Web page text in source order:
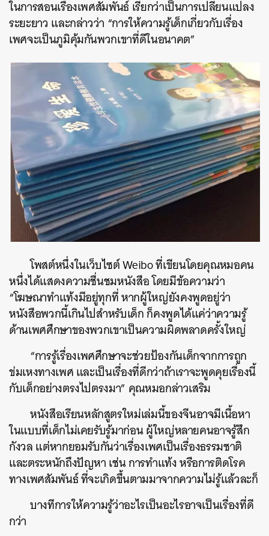
ในการสอนเรื่องเพศสัมพันธ์ เรียกว่าเป็นการเปลี่ยนแปลง
ระยะยาว และกล่าวว่า “การให้ความรู้เด็กเกี่ยวกับเรื่อง
เพศจะเป็นภูมิคุ้มกันพวกเขาที่ดีในอนาคต”
โพสต์หนึ่งในเว็บไซต์ Weibo ที่เขียนโดยคุณหมอคน
หนึ่งได้แสดงความชื่นชมหนังสือ โดยมีข้อความว่า
“โฆษณาทำแท้งมีอยู่ทุกที่ หากผู้ใหญ่ยังคงพูดอยู่ว่า
หนังสือพวกนี้เกินไปสำหรับเด็ก ก็คงพูดได้แค่ว่าความรู้
ด้านเพศศึกษาของพวกเขาเป็นความผิดพลาดครั้งใหญ่
“การรู้เรื่องเพศศึกษาจะช่วยป้องกันเด็กจากการถูก
ข่มเหงทางเพศ และเป็นเรื่องที่ดีกว่าถ้าเราจะพูดคุยเรื่องนี้
กับเด็กอย่างตรงไปตรงมา” คุณหมอกล่าวเสริม
หนังสือเรียนหลักสูตรใหม่เล่มนี้ของจีนอาจมีเนื้อหา
ในแบบที่เด็กไม่เคยรับรู้มาก่อน ผู้ใหญ่หลายคนอาจรู้สึก
กังวล แต่หากยอมรับกันว่าเรื่องเพศเป็นเรื่องธรรมชาติ
และตระหนักถึงปัญหา เช่น การทำแท้ง หรือการติดโรค
ทางเพศสัมพันธ์ ที่จะเกิดขึ้นตามมาจากความไม่รู้แล้วละก็
บางทีการให้ความรู้ว่าอะไรเป็นอะไรอาจเป็นเรื่องที่ดี
กว่า